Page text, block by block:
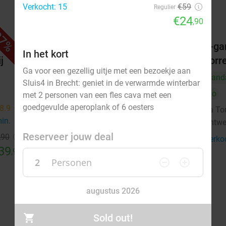
8.9 star
,90
Antwerpen
Vandaag Morgen Zo Di
Wo
Do
La Torre
Verkocht: 598
3-
Do
La
Verkocht: 15
Regulier €59
€24,90
In het kort
Ga voor een gezellig uitje met een bezoekje aan
Sluis4 in Brecht: geniet in de verwarmde winterbar
met 2 personen van een fles cava met een
goedgevulde aperoplank of 6 oesters
Reserveer jouw deal
2 Personen
augustus 2026
Sold out!